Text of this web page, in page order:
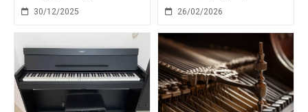
Piano: Từng Bước Chi Tiết
30/12/2025
Chế: Tiết Kiệm & Sáng Tạo
26/02/2026